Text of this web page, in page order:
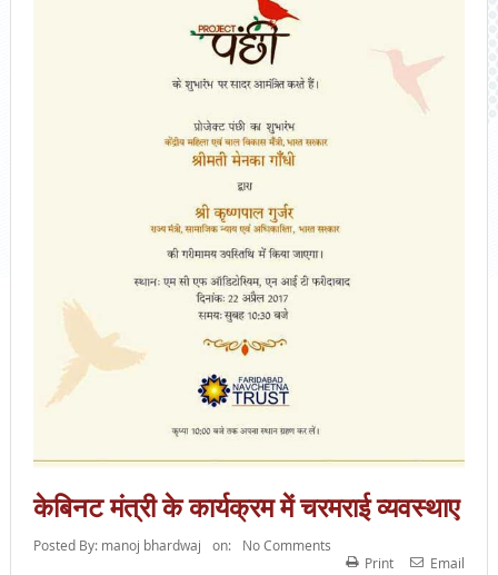
केबिनट मंत्री के कार्यक्रम में चरमराई व्यवस्थाए
Posted By: manoj bhardwaj on:
No Comments
Print
Email